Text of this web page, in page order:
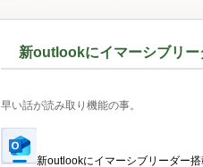
新outlookにイマーシブリー
早い話が読み取り機能の事。
新outlookにイマーシブリーダー搭